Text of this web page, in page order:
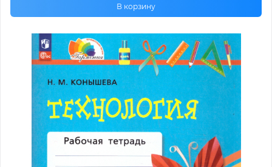
В корзину